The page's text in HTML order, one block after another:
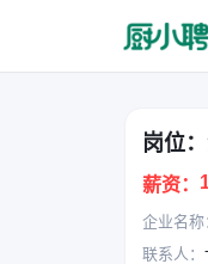
岗位
薪资：
企业名称
联系人： -